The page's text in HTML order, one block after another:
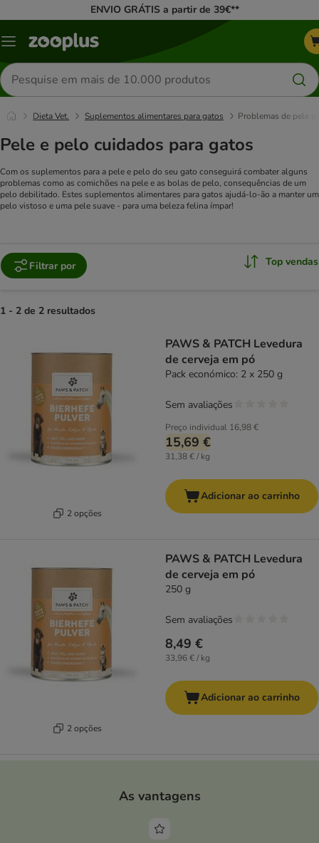
ENVIO GRÁTIS a partir de 39€**
Menu
Pesquisar
produtos
Dieta Vet. Suplementos alimentares para gatos Problemas de pele e
Pele e pelo cuidados para gatos
Com os suplementos para a pele e pelo do seu gato conseguirá combater alguns
problemas como as comichões na pele e as bolas de pelo, consequências de um
pelo debilitado. Estes suplementos alimentares para gatos ajudá-lo-ão a manter um
pelo vistoso e uma pele suave - para uma beleza felina ímpar!
Filtrar por Top vendas
1 - 2 de 2 resultados
2 opções
PAWS & PATCH Levedura
de cerveja em pó
Pack económico: 2 x 250 g
Preço individual 16,98 €
15,69 €
31,38 € / kg
Sem avaliações
Adicionar ao carrinho
2 opções
PAWS & PATCH Levedura
de cerveja em pó
250 g
8,49 €
33,96 € / kg
Sem avaliações
Adicionar ao carrinho
As vantagens